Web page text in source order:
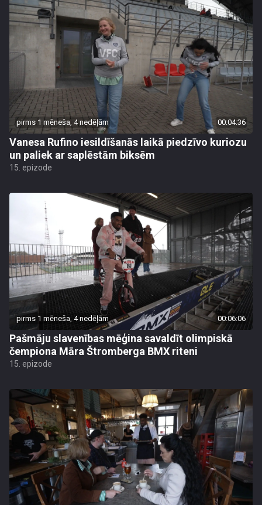
pirms 1 mēneša, 4 nedēļām 00:04:36
Vanesa Rufino iesildīšanās laikā piedzīvo kuriozu
un paliek ar saplēstām biksēm
15. epizode
pirms 1 mēneša, 4 nedēļām 00:06:06
Pašmāju slavenības mēģina savaldīt olimpiskā
čempiona Māra Štromberga BMX riteni
15. epizode